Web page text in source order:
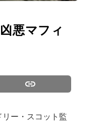
悪マフィ
ー・スコット監